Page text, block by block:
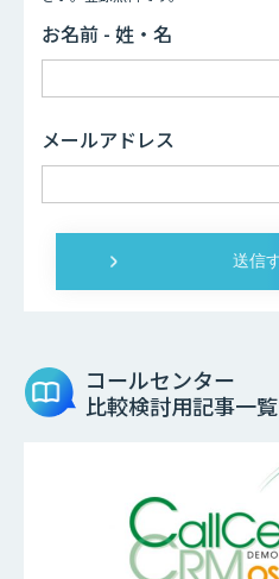
お名前 - 姓・名
メールアドレス
コールセンター
比較検討用記事一覧